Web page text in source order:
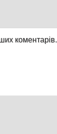
коментарів.